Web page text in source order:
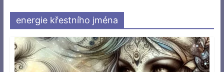
energie křestního jména